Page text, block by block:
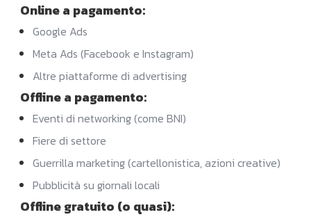
Online a pagamento:
Google Ads
Meta Ads (Facebook e Instagram)
Altre piattaforme di advertising
Offline a pagamento:
Eventi di networking (come BNI)
Fiere di settore
Guerrilla marketing (cartellonistica, azioni creative)
Pubblicità su giornali locali
Offline gratuito (o quasi):